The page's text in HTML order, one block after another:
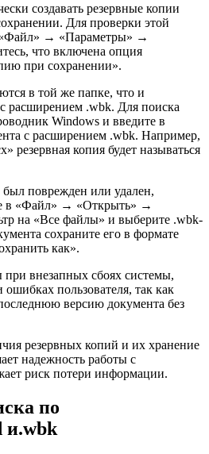
создавать резервные копии
Для проверки этой
→ «Параметры» →
что включена опция
при сохранении».
в той же папке, что и
расширением .wbk. Для поиска
Windows и введите в
с расширением .wbk. Например,
резервная копия будет называться
поврежден или удален,
в «Файл» → «Открыть» →
на «Все файлы» и выберите .wbk-
сохраните его в формате
как».
внезапных сбоях системы,
пользователя, так как
версию документа без
резервных копий и их хранение
надежность работы с
риск потери информации.
по
и.wbk